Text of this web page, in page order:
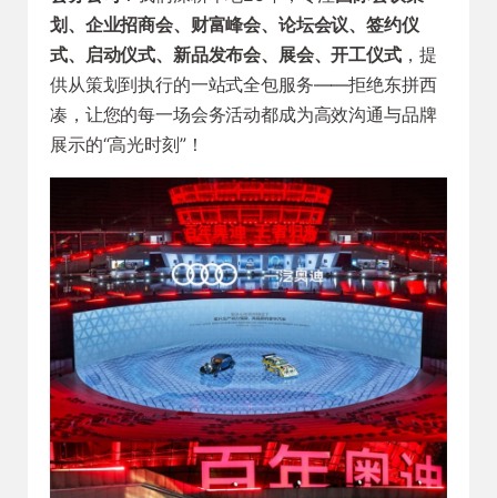
划、企业招商会、财富峰会、论坛会议、签约仪
式、启动仪式、新品发布会、展会、开工仪式，提
供从策划到执行的一站式全包服务——拒绝东拼西
凑，让您的每一场会务活动都成为高效沟通与品牌
展示的“高光时刻”！